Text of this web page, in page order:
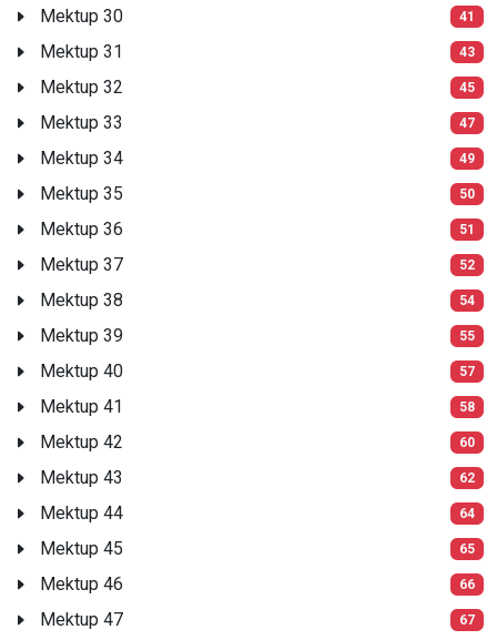
Mektup 30 41
Mektup 31 43
Mektup 32 45
Mektup 33 47
Mektup 34 49
Mektup 35 50
Mektup 36 51
Mektup 37 52
Mektup 38 54
Mektup 39 55
Mektup 40 57
Mektup 41 58
Mektup 42 60
Mektup 43 62
Mektup 44 64
Mektup 45 65
Mektup 46 66
Mektup 47 67